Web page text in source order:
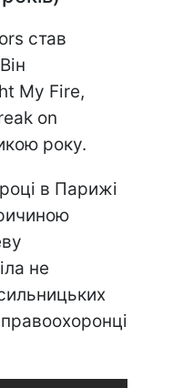
став
My Fire,
on
року.
в Парижі
не